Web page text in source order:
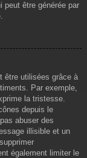
peut être générée par
être utilisées grâce à
Par exemple,
la tristesse.
depuis le
abuser des
illisible et un
également limiter le